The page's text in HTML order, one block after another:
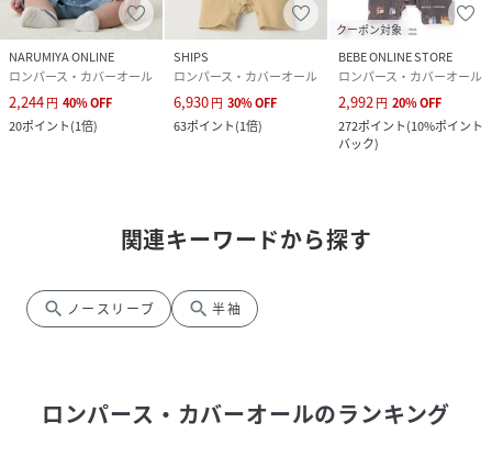
NARUMIYA ONLINE
ロンパース・カバーオール
2,244円 40%OFF
20ポイント(1倍)
SHIPS
ロンパース・カバーオール
6,930円 30%OFF
63ポイント(1倍)
クーポン対象
BEBE ONLINE STORE
ロンパース・カバーオール
2,992 円 20%OFF
272ポイント(10%ポイント
バック)
関連キーワードから探す
search ノースリーブ search 半袖
ロンパース・カバーオールのランキング